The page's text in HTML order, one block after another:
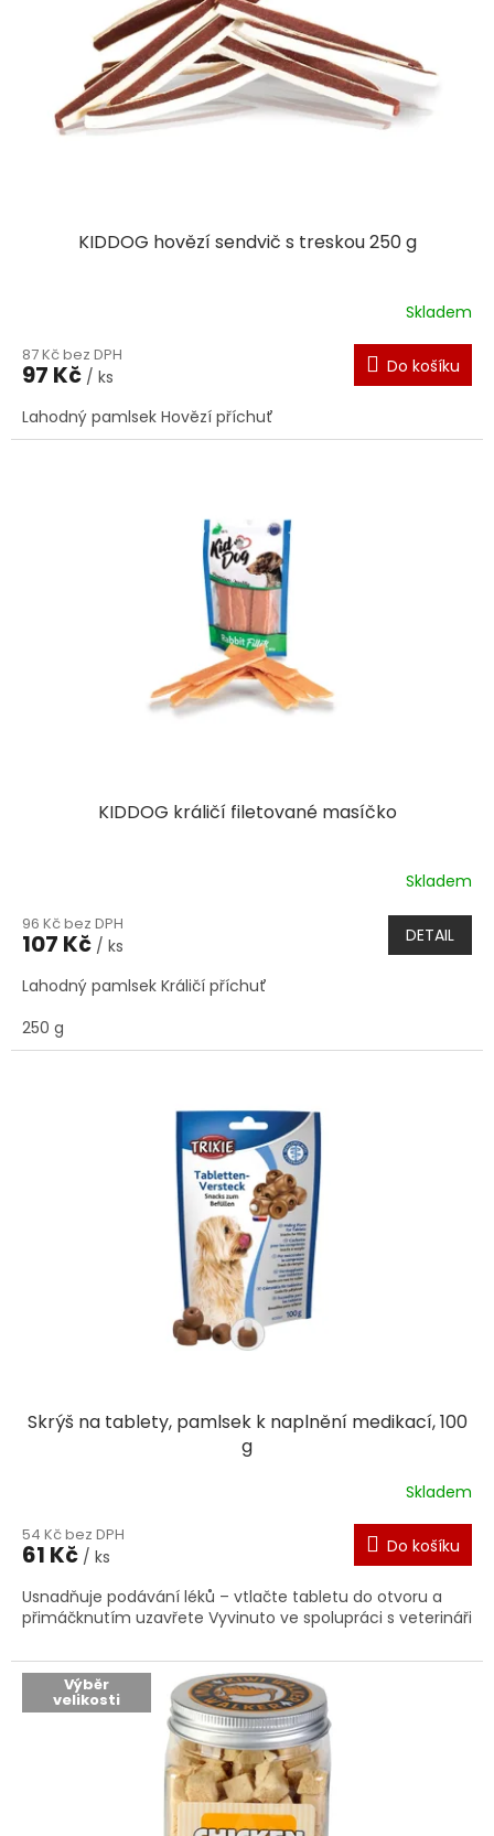
KIDDOG hovězí sendvič s treskou 250 g
Skladem
87 Kč bez DPH
97 Kč / ks Do košíku
Lahodný pamlsek Hovězí příchuť
KIDDOG králičí filetované masíčko
Skladem
96 Kč bez DPH
107 Kč / ks DETAIL
Lahodný pamlsek Králičí příchuť
250 g
Skrýš na tablety, pamlsek k naplnění medikací, 100
g
produktu
je
z
5
Skladem
54 Kč bez DPH
61 Kč / ks Do košíku
Usnadňuje podávání léků – vtlačte tabletu do otvoru a
přimáčknutím uzavřete Vyvinuto ve spolupráci s veterináři
Výběr
velikosti